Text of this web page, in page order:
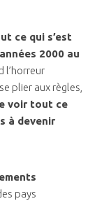
ce qui s’est
2000 au
l’horreur
plier aux règles,
voir tout ce
à devenir
pays